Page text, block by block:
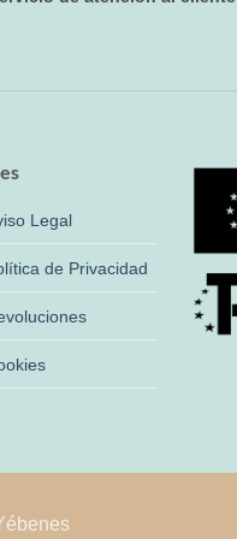
Legal
de Privacidad